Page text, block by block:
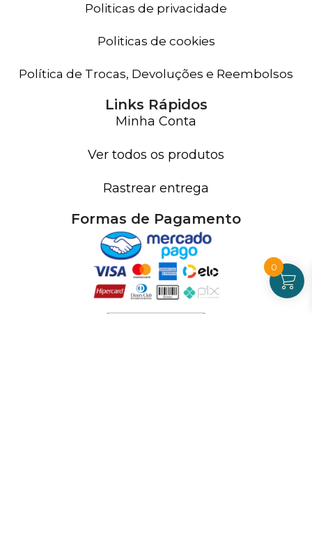
Politicas de privacidade
Politicas de cookies
Política de Trocas, Devoluções e Reembolsos
Links Rápidos
Minha Conta
Ver todos os produtos
Rastrear entrega
Formas de Pagamento
0